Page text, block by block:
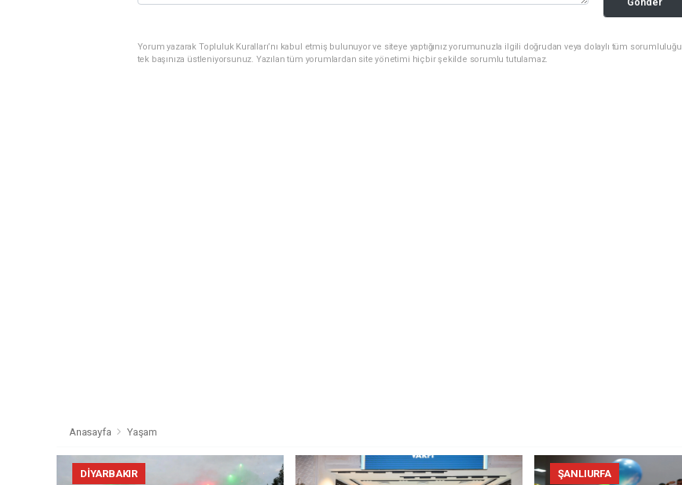
Yorum yazarak Topluluk Kuralları’nı kabul etmiş bulunuyor ve siteye yaptığınız yorumunuzla ilgili doğrudan veya dolaylı tüm sorumluluğu
tek başınıza üstleniyorsunuz. Yazılan tüm yorumlardan site yönetimi hiçbir şekilde sorumlu tutulamaz.
Anasayfa Yaşam
DIYARBAKIR ŞANLIURFA